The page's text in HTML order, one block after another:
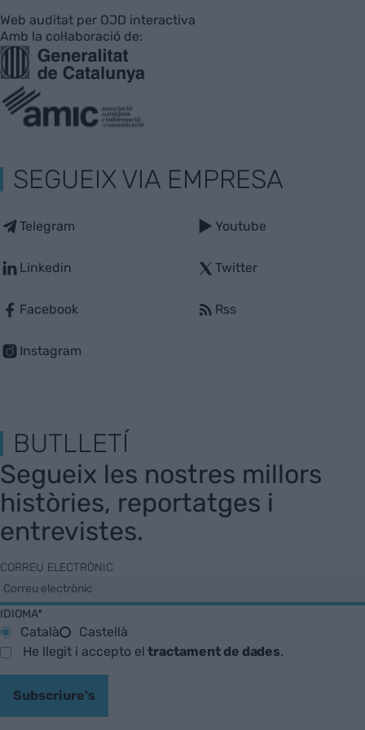
Web auditat per OJD interactiva
Amb la col·laboració de:
SEGUEIX VIA EMPRESA
Telegram
Linkedin
Facebook
Instagram
Youtube
Twitter
Rss
BUTLLETÍ
Segueix les nostres millors
històries, reportatges i
entrevistes.
CORREU ELECTRÒNIC
IDIOMA*
Català
Castellà
He llegit i accepto eltractament de dades.
Subscriure's